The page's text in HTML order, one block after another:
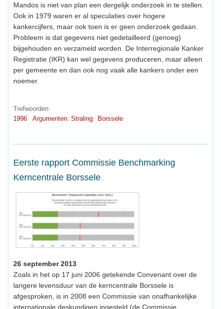
Mandos is niet van plan een dergelijk onderzoek in te stellen.
Ook in 1979 waren er al speculaties over hogere
kankercijfers, maar ook toen is er geen onderzoek gedaan.
Probleem is dat gegevens niet gedetailleerd (genoeg)
bijgehouden en verzameld worden. De Interregionale Kanker
Registratie (IKR) kan wel gegevens produceren, maar alleen
per gemeente en dan ook nog vaak alle kankers onder een
noemer.
Trefwoorden:
1996
Argumenten: Straling Borssele
Eerste rapport Commissie Benchmarking
Kerncentrale Borssele
26 september 2013
Zoals in het op 17 juni 2006 getekende Convenant over de
langere levensduur van de kerncentrale Borssele is
afgesproken, is in 2008 een Commissie van onafhankelijke
internationale deskundigen ingesteld (de Commissie